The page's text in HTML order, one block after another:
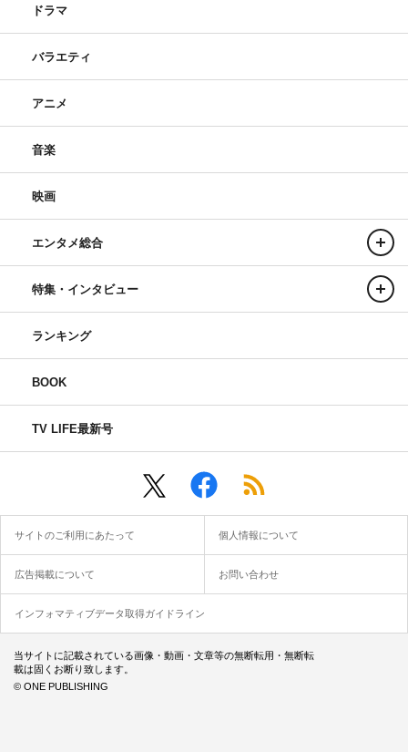
ドラマ
バラエティ
アニメ
音楽
映画
エンタメ総合
特集・インタビュー
ランキング
BOOK
TV LIFE最新号
サイトのご利用にあたって 個人情報について
広告掲載について お問い合わせ
インフォマティブデータ取得ガイドライン
当サイトに記載されている画像・動画・文章等の無断転用・無断転
載は固くお断り致します。
© ONE PUBLISHING